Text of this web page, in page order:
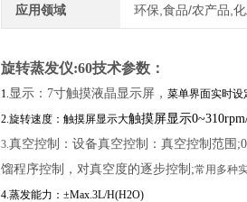
应用领域 环保,食品/农产品,
旋转蒸发仪:60技术参数：
1.显示：7寸触摸液晶显示屏，菜单界面实时
2.旋转速度：触摸屏显示大触摸屏显示
3.真空控制：设备真空控制：真空控制范围
馏程序控制，对真空度的逐步控制;常用 多种
4.蒸发能力：±Max.3L/H(H2O)